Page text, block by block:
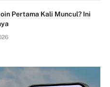
Pertama Kali Muncul? Ini